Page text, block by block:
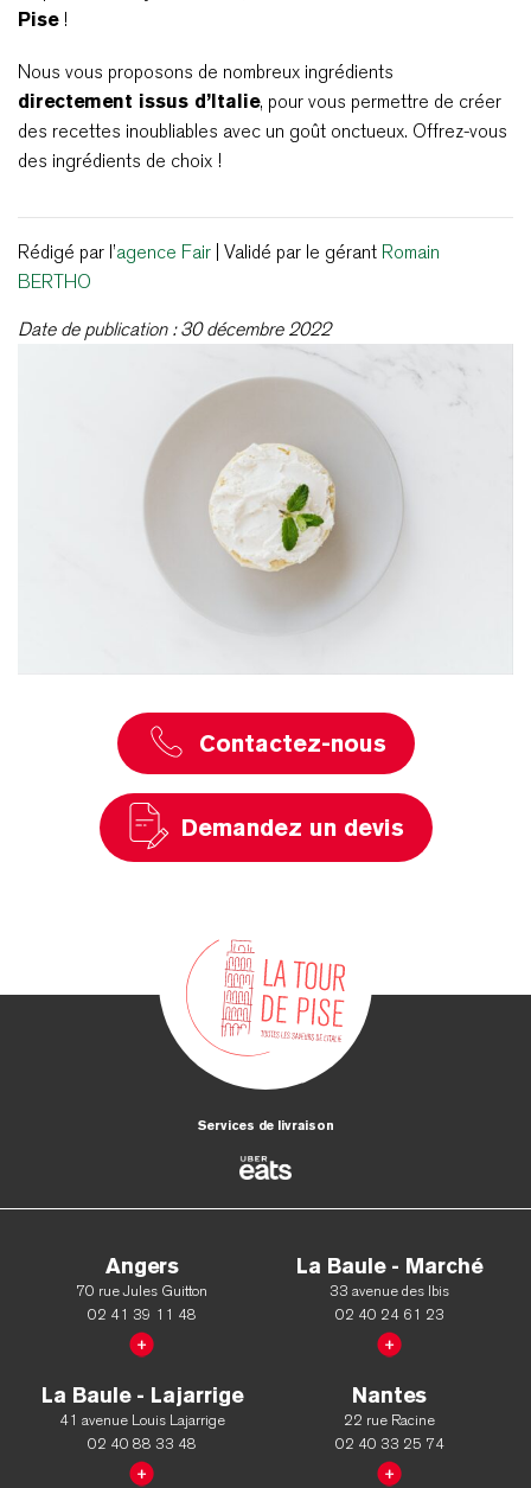
Pise!
Nous vous proposons de nombreux ingrédients
directement issus d’Italie, pour vous permettre de créer
des recettes inoubliables avec un goût onctueux. Offrez-vous
des ingrédients de choix !
Rédigé par l’agence Fair | Validé par le gérant Romain
BERTHO
Date de publication : 30 décembre 2022
Contactez-nous
Demandez un devis
Services de livraison
Angers
70 rue Jules Guitton
02 41 39 11 48
La Baule - Marché
33 avenue des Ibis
02 40 24 61 23
La Baule - Lajarrige
41 avenue Louis Lajarrige
02 40 88 33 48
Nantes
22 rue Racine
02 40 33 25 74